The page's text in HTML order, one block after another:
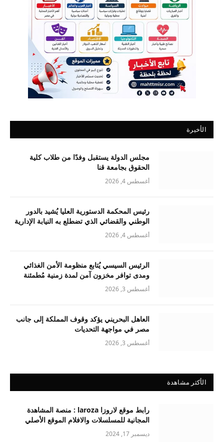
الأخيرة
مجلس الدولة يستقبل وفدًا من طلاب كلية
الحقوق بجامعة قنا
أغسطس 4, 2026
رئيس المحكمة الدستورية العليا يُشيد بالدور
الوطني والقضائي الذي تضطلع به النيابة الإدارية
أغسطس 4, 2026
الرئيس السيسي يُتابع منظومة الأمن الغذائي
ومدى توافر مخزون آمن لمدة زمنية مُطمئنة
أغسطس 3, 2026
العاهل البحريني يؤكد وقوف المملكة إلى جانب
مصر في مواجهة التحديات
أغسطس 3, 2026
الأكثر مشاهدة
رابط موقع لاروزا laroza : منصة المشاهدة
المجانية للمسلسلات والافلام الموقع الأصلي
ديسمبر 17, 2024